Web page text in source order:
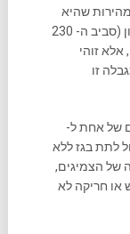
במהירות שהיא
עמוק, עמוק מאוד בתוך גבולות שלילת הרישיון (סביב ה- 230
זוהי
זו
של אחת ל-
לתת בגז ללא
של הצמיגים,
או חריקה לא